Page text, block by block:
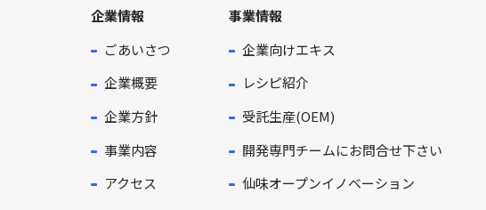
企業情報
ごあいさつ
企業概要
企業方針
事業内容
アクセス
事業情報
企業向けエキス
レシピ紹介
受託生産(OEM)
開発専門チームにお問合せ下さい
仙味オープンイノベーション